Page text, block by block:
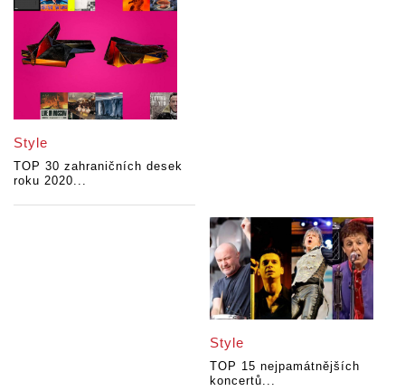
Style
TOP 30 zahraničních desek
roku 2020...
Style
TOP 15 nejpamátnějších
koncertů...